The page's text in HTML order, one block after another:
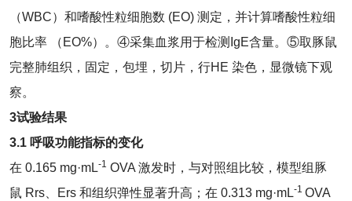
（WBC）和嗜酸性粒细胞数 (EO) 测定，并计算嗜酸性粒细
胞比率 （EO%）。④采集血浆用于检测IgE含量。⑤取豚鼠
完整肺组织，固定，包埋，切片，行HE 染色，显微镜下观
察。
3试验结果
3.1 呼吸功能指标的变化
在 0.165 mg·mL-1 OVA 激发时，与对照组比较，模型组豚
鼠 Rrs、Ers 和组织弹性显著升高；在 0.313 mg·mL-1 OVA